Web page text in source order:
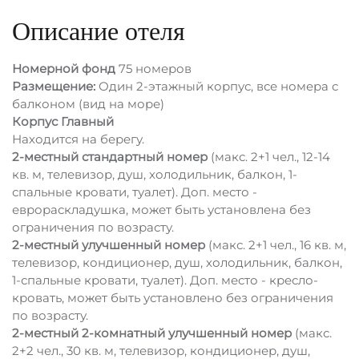
Описание отеля
Номерной фонд 75 номеров
Размещение: Один 2-этажный корпус, все номера с
балконом (вид на море)
Корпус Главный
Находится на берегу.
2-местный стандартный номер (макс. 2+1 чел., 12-14
кв. м, телевизор, душ, холодильник, балкон, 1-
спальные кровати, туалет). Доп. место -
еврораскладушка, может быть установлена без
ограничения по возрасту.
2-местный улучшенный номер (макс. 2+1 чел., 16 кв. м,
телевизор, кондиционер, душ, холодильник, балкон,
1-спальные кровати, туалет). Доп. место - кресло-
кровать, может быть установлено без ограничения
по возрасту.
2-местный 2-комнатный улучшенный номер (макс.
2+2 чел., 30 кв. м, телевизор, кондиционер, душ,